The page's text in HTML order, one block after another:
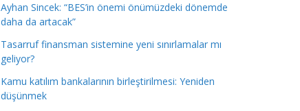
Ayhan Sincek: “BES’in önemi önümüzdeki dönemde
daha da artacak”
Tasarruf finansman sistemine yeni sınırlamalar mı
geliyor?
Kamu katılım bankalarının birleştirilmesi: Yeniden
düşünmek